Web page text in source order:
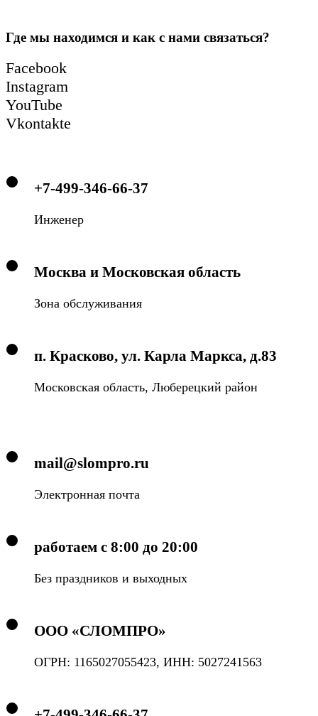
Где мы находимся и как с нами связаться?
Facebook
Instagram
YouTube
Vkontakte
+7-499-346-66-37
Инженер
Москва и Московская область
Зона обслуживания
п. Красково, ул. Карла Маркса, д.83
Московская область, Люберецкий район
mail@slompro.ru
Электронная почта
работаем с 8:00 до 20:00
Без праздников и выходных
ООО «СЛОМПРО»
ОГРН: 1165027055423, ИНН: 5027241563